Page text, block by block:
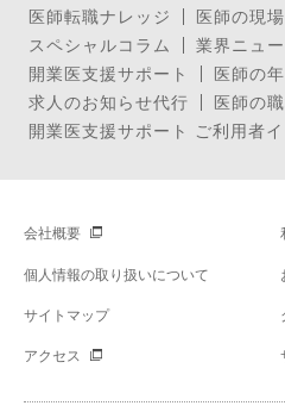
医師転職ナレッジ
医師の現
スペシャルコラム
業界ニュ
開業医支援サポート
医師の
求人のお知らせ代行
医師の
開業医支援サポート ご利用者
会社概要
個人情報の取り扱いについて
サイトマップ
アクセス